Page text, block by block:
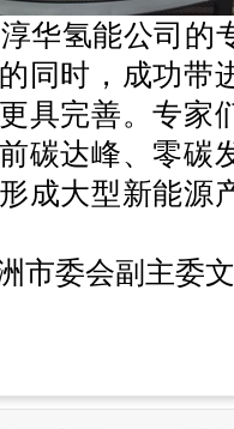
华氢能公司的
同时，成功带
具完善。专家
碳达峰、零碳
成大型新能源
市委会副主委